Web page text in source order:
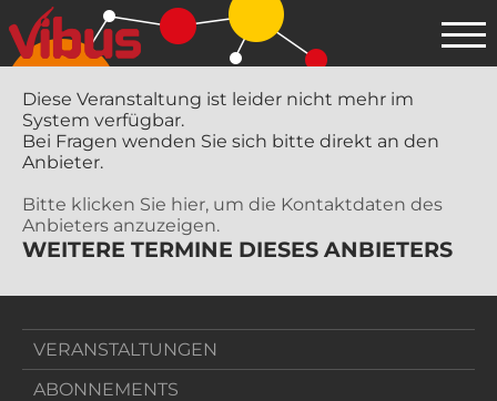
Diese Veranstaltung ist leider nicht mehr im
System verfügbar.
Bei Fragen wenden Sie sich bitte direkt an den
Anbieter.
Bitte klicken Sie hier, um die Kontaktdaten des
Anbieters anzuzeigen.
WEITERE TERMINE DIESES ANBIETERS
VERANSTALTUNGEN
ABONNEMENTS